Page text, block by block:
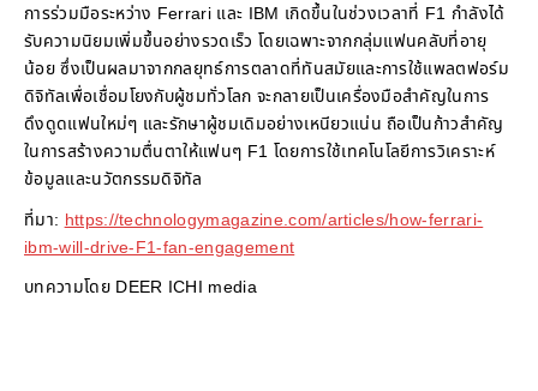
การร่วมมือระหว่าง Ferrari และ IBM เกิดขึ้นในช่วงเวลาที่ F1 กำลังได้
รับความนิยมเพิ่มขึ้นอย่างรวดเร็ว โดยเฉพาะจากกลุ่มแฟนคลับที่อายุ
น้อย ซึ่งเป็นผลมาจากกลยุทธ์การตลาดที่ทันสมัยและการใช้แพลตฟอร์ม
ดิจิทัลเพื่อเชื่อมโยงกับผู้ชมทั่วโลก จะกลายเป็นเครื่องมือสำคัญในการ
ดึงดูดแฟนใหม่ๆ และรักษาผู้ชมเดิมอย่างเหนียวแน่น ถือเป็นก้าวสำคัญ
ในการสร้างความตื่นตาให้แฟนๆ F1 โดยการใช้เทคโนโลยีการวิเคราะห์
ข้อมูลและนวัตกรรมดิจิทัล
ที่มา: https://technologymagazine.com/articles/how-ferrari-
ibm-will-drive-F1-fan-engagement
บทความโดย DEER ICHI media